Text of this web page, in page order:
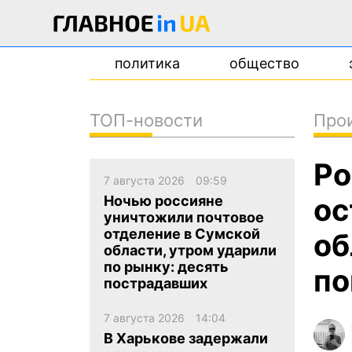
политика общество
ТОП-новости
7 августа 2026 09:59
Ночью россияне
уничтожили почтовое
отделение в Сумской
области, утром ударили
по рынку: десять
пострадавших
7 августа 2026 14:04
В Харькове задержали